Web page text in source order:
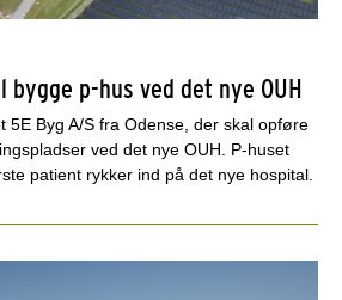
bygge p-hus ved det nye OUH
5E Byg A/S fra Odense, der skal opføre
ved det nye OUH. P-huset
patient rykker ind på det nye hospital.